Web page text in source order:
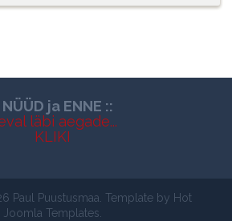
NÜÜD ja ENNE ::
läbi aegade...
KLIKI
Paul Puustusmaa. Template by Hot
Joomla Templates.